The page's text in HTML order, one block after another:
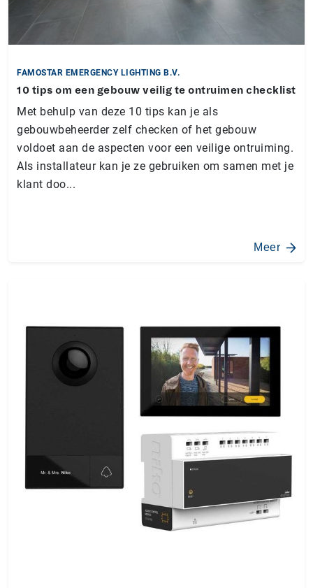
FAMOSTAR EMERGENCY LIGHTING B.V.
10 tips om een gebouw veilig te ontruimen checklist
Met behulp van deze 10 tips kan je als
gebouwbeheerder zelf checken of het gebouw
voldoet aan de aspecten voor een veilige ontruiming.
Als installateur kan je ze gebruiken om samen met je
klant doo...
Meer